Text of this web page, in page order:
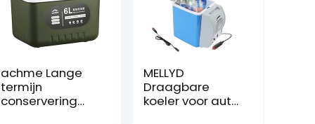
achme Lange
termijn
conservering
MELLYD
Draagbare
koeler voor auto,